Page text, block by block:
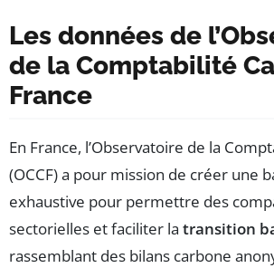
Les données de
de la Comptabilité
France
En France, l’Observatoire de la
(OCCF) a pour mission de créer une
exhaustive pour permettre des
sectorielles et faciliter la transition
rassemblant des bilans carbone